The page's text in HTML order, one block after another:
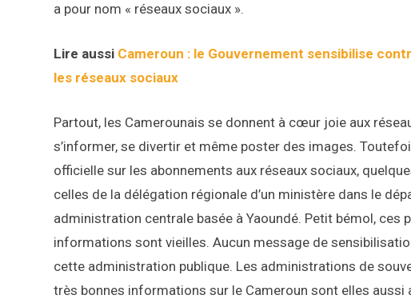
a pour nom « réseaux sociaux ».
Lire aussi Cameroun : le Gouvernement sensibilise
les réseaux sociaux
Partout, les Camerounais se donnent à cœur joie aux
s’informer, se divertir et même poster des images.
officielle sur les abonnements aux réseaux sociaux,
celles de la délégation régionale d’un ministère dans le
administration centrale basée à Yaoundé. Petit bémol, ces
informations sont vieilles. Aucun message de
cette administration publique. Les administrations de
très bonnes informations sur le Cameroun sont elles aussi